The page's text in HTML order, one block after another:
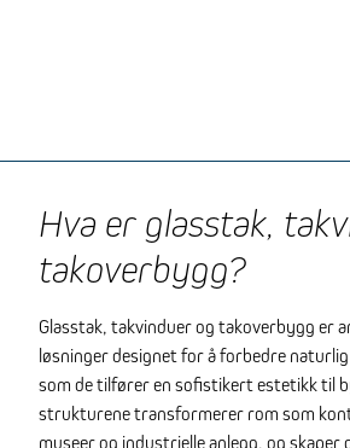
Hva er glasstak,
takoverbygg?
Glasstak, takvinduer og takoverbygg er
løsninger designet for å forbedre
som de tilfører en sofistikert estetikk til
strukturene transformerer rom som
museer og industrielle anlegg, og skaper